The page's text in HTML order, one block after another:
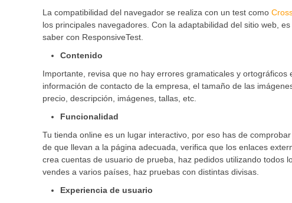
La compatibilidad del navegador se realiza con un test como
los principales navegadores. Con la adaptabilidad del sitio web,
saber con ResponsiveTest.
Contenido
Importante, revisa que no hay errores gramaticales y
información de contacto de la empresa, el tamaño de las
precio, descripción, imágenes, tallas, etc.
Funcionalidad
Tu tienda online es un lugar interactivo, por eso has de
de que llevan a la página adecuada, verifica que los enlaces
crea cuentas de usuario de prueba, haz pedidos utilizando todos
vendes a varios países, haz pruebas con distintas divisas.
Experiencia de usuario